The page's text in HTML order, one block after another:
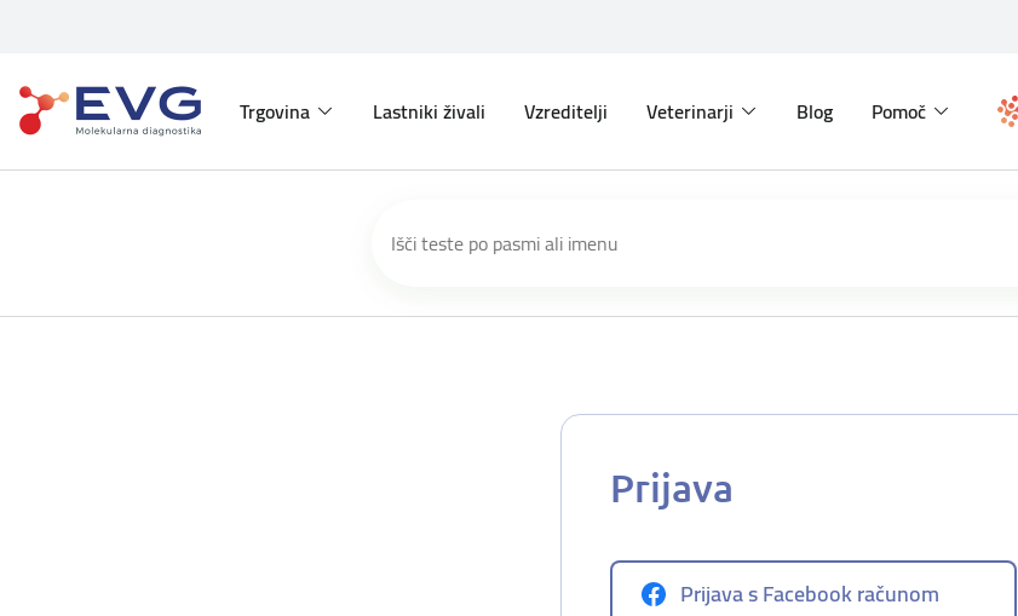
Trgovina Lastniki živali Vzreditelji Veterinarji Blog Pomoč
Prijava
Prijava s Facebook računom